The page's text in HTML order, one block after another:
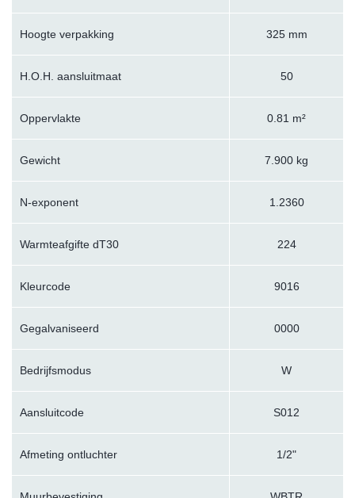
Hoogte verpakking 325 mm
H.O.H. aansluitmaat 50
Oppervlakte 0.81 m²
Gewicht 7.900 kg
N-exponent 1.2360
Warmteafgifte dT30 224
Kleurcode 9016
Gegalvaniseerd 0000
Bedrijfsmodus W
Aansluitcode S012
Afmeting ontluchter 1/2"